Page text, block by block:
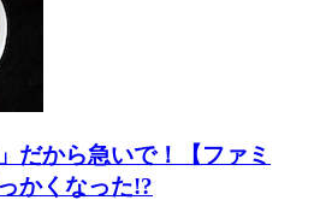
だから急いで！【ファミ
かくなった!?